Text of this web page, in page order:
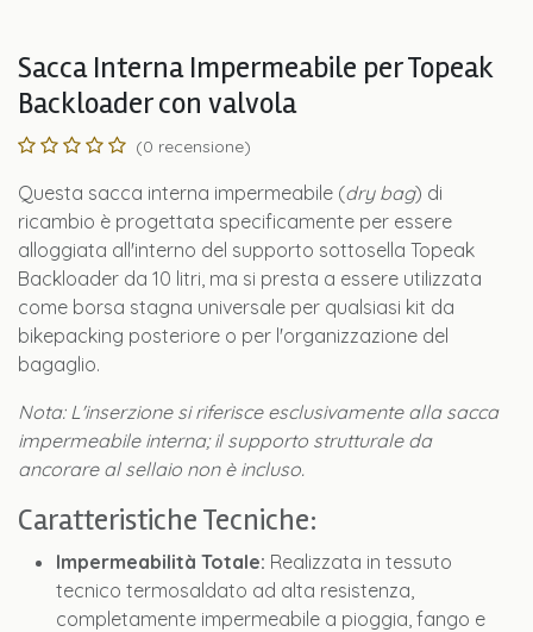
Sacca Interna Impermeabile per Topeak
Backloader con valvola
(0 recensione)
Questa sacca interna impermeabile (dry bag) di
ricambio è progettata specificamente per essere
alloggiata all'interno del supporto sottosella Topeak
Backloader da 10 litri, ma si presta a essere utilizzata
come borsa stagna universale per qualsiasi kit da
bikepacking posteriore o per l'organizzazione del
bagaglio.
Nota: L'inserzione si riferisce esclusivamente alla sacca
impermeabile interna; il supporto strutturale da
ancorare al sellaio non è incluso.
Caratteristiche Tecniche:
Impermeabilità Totale: Realizzata in tessuto
tecnico termosaldato ad alta resistenza,
completamente impermeabile a pioggia, fango e